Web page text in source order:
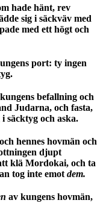
hade hänt, rev
sig i säckväv med
med ett högt och
port: ty ingen
befallning och
Judarna, och fasta,
säcktyg och aska.
hennes hovmän och
djupt
klä Mordokai, och ta
tog inte emot dem.
av kungens hovmän,